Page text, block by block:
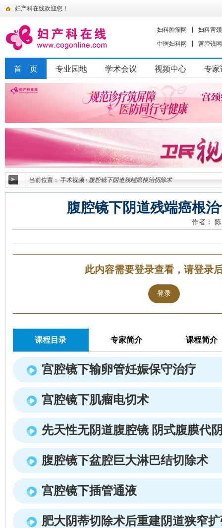
妇产科在线欢迎您！
妇科肿瘤网
妇科宫
中医妇科网
宫腔镜网
首 页 专业园地 学术会议 视频中心 专家
当前位置：手术视频 / 腹腔镜下阴道残端癌根治切除术
腹腔镜下阴道残端癌根
作者：
此内容需要登录查看，请登录
登录
课程目录 专家简介 课程简介
宫腔镜下输卵管妊娠保守治疗
宫腔镜下肌瘤电切术
先天性无阴道腹腔镜 阴式腹膜代
腹腔镜下盆腔巨大淋巴结切除术
宫腔镜下插管通液
肥大阴蒂切除术后重建阴道狭窄